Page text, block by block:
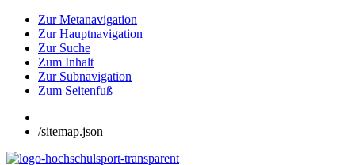
Zur Metanavigation
Zur Hauptnavigation
Zur Suche
Zum Inhalt
Zur Subnavigation
Zum Seitenfuß
/sitemap.json